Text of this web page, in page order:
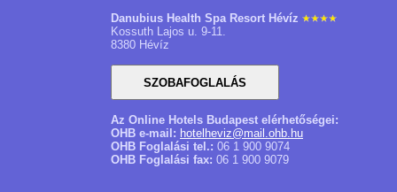
Danubius Health Spa Resort Hévíz
Kossuth Lajos u. 9-11.
8380 Hévíz
Az Online Hotels Budapest elérhetőségei:
OHB e-mail: hotelheviz@mail.ohb.hu
OHB Foglalási tel.: 06 1 900 9074
OHB Foglalási fax: 06 1 900 9079